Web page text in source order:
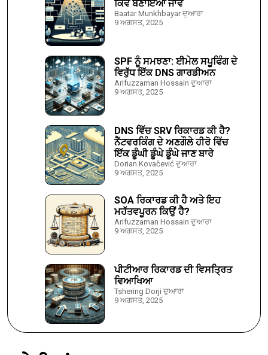
ਕਿਵੇਂ ਬਣਾਇਆ ਜਾਵੇ
Baatar Munkhbayar ਦੁਆਰਾ
9 ਅਗਸਤ, 2025
SPF ਨੂੰ ਸਮਝਣਾ: ਈਮੇਲ ਸਪੂਫਿੰਗ ਦੇ
ਵਿਰੁੱਧ ਇੱਕ DNS ਗਾਰਡੀਅਨ
Arifuzzaman Hossain ਦੁਆਰਾ
9 ਅਗਸਤ, 2025
DNS ਵਿੱਚ SRV ਰਿਕਾਰਡ ਕੀ ਹੈ?
ਨੈੱਟਵਰਕਿੰਗ ਦੇ ਅਣਗੌਲੇ ਹੀਰੋ ਵਿੱਚ
ਇੱਕ ਡੂੰਘੀ ਡੂੰਘੇ ਡੂੰਘੇ ਜਾਣ ਬਾਰੇ
Dorian Kovačević ਦੁਆਰਾ
9 ਅਗਸਤ, 2025
SOA ਰਿਕਾਰਡ ਕੀ ਹੈ ਅਤੇ ਇਹ
ਮਹੱਤਵਪੂਰਨ ਕਿਉਂ ਹੈ?
Arifuzzaman Hossain ਦੁਆਰਾ
9 ਅਗਸਤ, 2025
ਪੀਟੀਆਰ ਰਿਕਾਰਡ ਦੀ ਵਿਸਤ੍ਰਿਤ
ਵਿਆਖਿਆ
Tshering Dorji ਦੁਆਰਾ
9 ਅਗਸਤ, 2025